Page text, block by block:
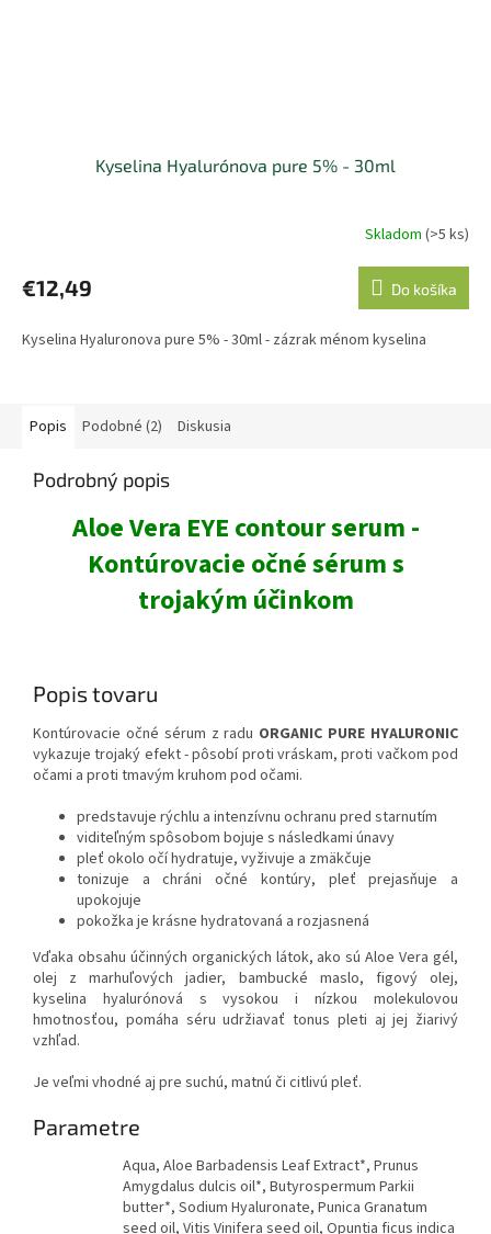
Kyselina Hyalurónova pure 5% - 30ml
Skladom (>5 ks)
€12,49 Do košíka
Kyselina Hyaluronova pure 5% - 30ml - zázrak ménom kyselina
Popis Podobné (2) Diskusia
Podrobný popis
Aloe Vera EYE contour serum -
Kontúrovacie očné sérum s
trojakým účinkom
Popis tovaru
Kontúrovacie očné sérum z radu ORGANIC PURE HYALURONIC
vykazuje trojaký efekt - pôsobí proti vráskam, proti vačkom pod
očami a proti tmavým kruhom pod očami.
predstavuje rýchlu a intenzívnu ochranu pred starnutím
viditeľným spôsobom bojuje s následkami únavy
pleť okolo očí hydratuje, vyživuje a zmäkčuje
tonizuje a chráni očné kontúry, pleť prejasňuje a
upokojuje
pokožka je krásne hydratovaná a rozjasnená
Vďaka obsahu účinných organických látok, ako sú Aloe Vera gél,
olej z marhuľových jadier, bambucké maslo, figový olej,
kyselina hyalurónová s vysokou i nízkou molekulovou
hmotnosťou, pomáha séru udržiavať tonus pleti aj jej žiarivý
vzhľad.
Je veľmi vhodné aj pre suchú, matnú či citlivú pleť.
Parametre
Aqua, Aloe Barbadensis Leaf Extract*, Prunus
Amygdalus dulcis oil*, Butyrospermum Parkii
butter*, Sodium Hyaluronate, Punica Granatum
seed oil, Vitis Vinifera seed oil, Opuntia ficus indica